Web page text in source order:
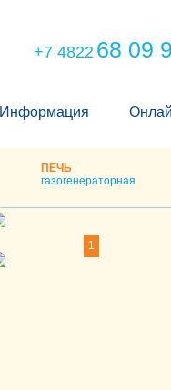
+7 4822 68 09
Информация
ПЕЧЬ
газогенераторная
1